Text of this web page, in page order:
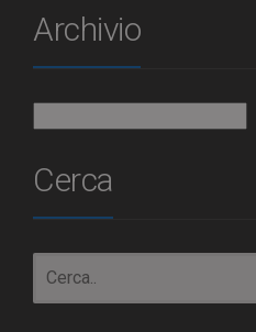
Archivio
Cerca